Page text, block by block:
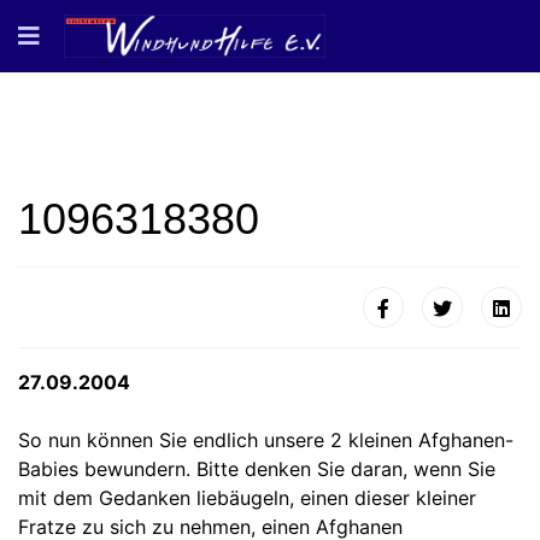
1096318380
27.09.2004
So nun können Sie endlich unsere 2 kleinen Afghanen-
Babies bewundern. Bitte denken Sie daran, wenn Sie
mit dem Gedanken liebäugeln, einen dieser kleiner
Fratze zu sich zu nehmen, einen Afghanen